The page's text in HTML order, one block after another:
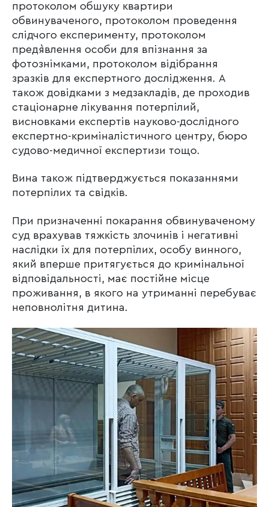
протоколом обшуку квартири
обвинуваченого, протоколом проведення
слідчого експерименту, протоколом
пред`явлення особи для впізнання за
фотознімками, протоколом відібрання
зразків для експертного дослідження. А
також довідками з медзакладів, де проходив
стаціонарне лікування потерпілий,
висновками експертів науково-дослідного
експертно-криміналістичного центру, бюро
судово-медичної експертизи тощо.
Вина також підтверджується показаннями
потерпілих та свідків.
При призначенні покарання обвинуваченому
суд врахував тяжкість злочинів і негативні
наслідки їх для потерпілих, особу винного,
який вперше притягується до кримінальної
відповідальності, має постійне місце
проживання, в якого на утриманні перебуває
неповнолітня дитина.